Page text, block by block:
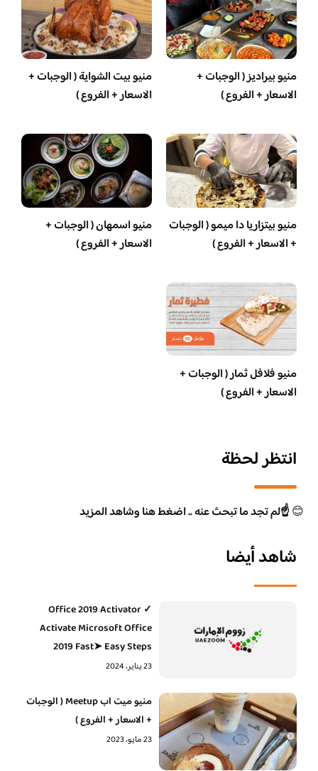
منيو بيراديز ( الوجبات +
الاسعار + الفروع )
منيو بيت الشواية ( الوجبات +
الاسعار + الفروع )
منيو بيتزاريا دا ميمو ( الوجبات
+ الاسعار + الفروع )
منيو اسمهان ( الوجبات +
الاسعار + الفروع )
منيو فلافل ثمار ( الوجبات +
الاسعار + الفروع )
انتظر لحظة
😊☝️لم تجد ما تبحث عنه .. اضغط هنا وشاهد المزيد
شاهد أيضا
Office 2019 Activator ✓
Activate Microsoft Office
2019 Fast➤ Easy Steps
23 يناير، 2024
منيو ميت اب Meetup ( الوجبات
+ الاسعار + الفروع )
23 مايو، 2023